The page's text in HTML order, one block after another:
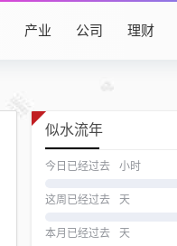
产业 公司 理财
似水流年
今日已经过去 小时
这周已经过去 天
本月已经过去 天